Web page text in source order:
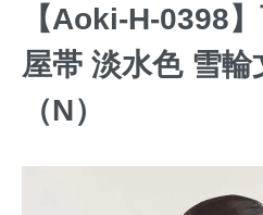
【Aoki-H-0398
屋帯 淡水色 雪輪
（N）